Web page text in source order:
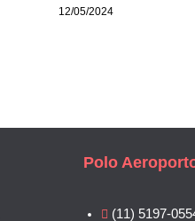
12/05/2024
Polo
(11) 5197-